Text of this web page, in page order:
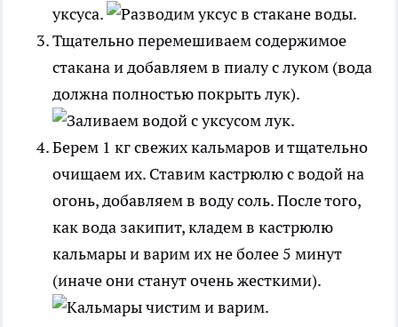
уксуса.
Тщательно перемешиваем содержимое
стакана и добавляем в пиалу с луком (вода
должна полностью покрыть лук).
Берем 1 кг свежих кальмаров и тщательно
очищаем их. Ставим кастрюлю с водой на
огонь, добавляем в воду соль. После того,
как вода закипит, кладем в кастрюлю
кальмары и варим их не более 5 минут
(иначе они станут очень жесткими).